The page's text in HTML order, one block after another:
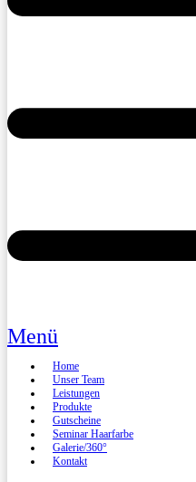
Menü
Home
Unser Team
Leistungen
Produkte
Gutscheine
Seminar Haarfarbe
Galerie/360°
Kontakt